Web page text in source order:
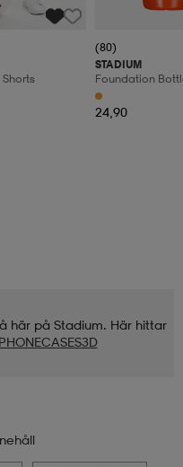
Shorts
(80)
STADIUM
Foundation
24,90
här på Stadium. Här hittar
PHONECASES3D